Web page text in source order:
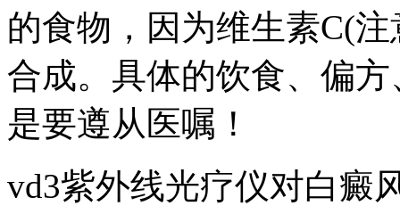
的食物，因为维生素C(
合成。具体的饮食、偏
是要遵从医嘱！
vd3紫外线光疗仪对白癜